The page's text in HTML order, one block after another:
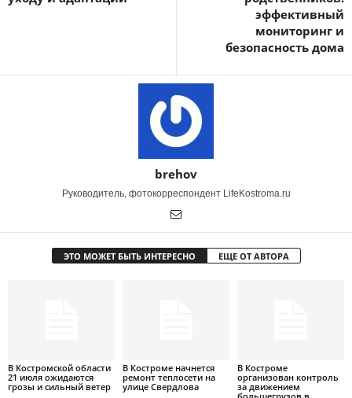
эффективный
мониторинг и
безопасность дома
brehov
Руководитель, фотокорреспондент LifeKostroma.ru
ЭТО МОЖЕТ БЫТЬ ИНТЕРЕСНО ЕЩЕ ОТ АВТОРА
В Костромской области
21 июля ожидаются
грозы и сильный ветер
В Костроме начнется
ремонт теплосети на
улице Свердлова
В Костроме
организован контроль
за движением